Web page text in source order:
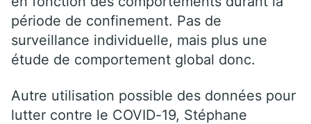
période de confinement. Pas de
surveillance individuelle, mais plus une
étude de comportement global donc.
Autre utilisation possible des données pour
lutter contre le COVID-19, Stéphane